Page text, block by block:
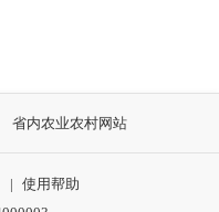
省内农业农村网站
| 使用帮助